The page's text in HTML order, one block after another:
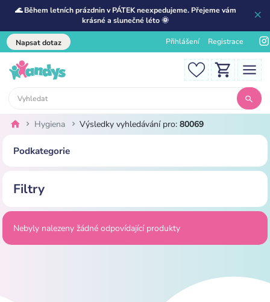
🌊 Během letních prázdnin v PÁTEK neexpedujeme. Přejeme vám
krásné a slunečné léto 🌞
Napsat dotaz Přihlášení Registrace
Hygiena Výsledky vyhledávání pro: 80069
Podkategorie
Filtry
Nebyly nalezeny žádné odpovídající produkty